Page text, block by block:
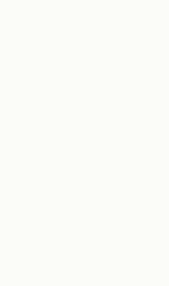
Accueil Vélo
Ik
Ontvang elke
Frankrijk in
Mijn e-